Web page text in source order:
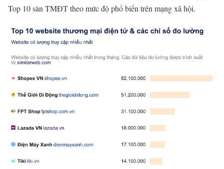
Top 10 sàn TMĐT theo mức độ phổ biến trên mạng xã hội.